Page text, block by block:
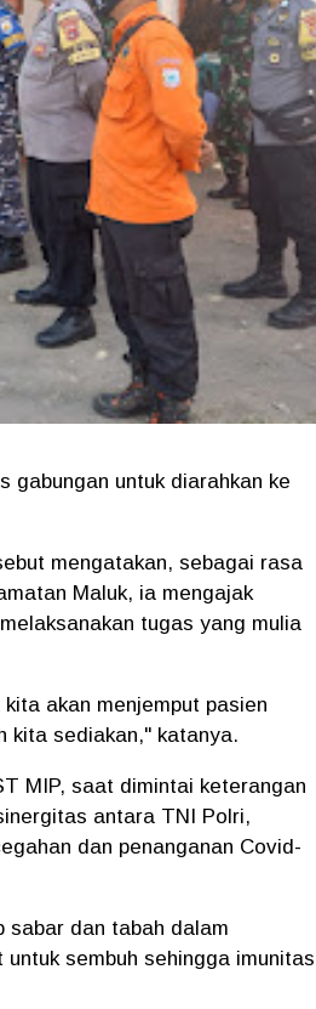
gabungan untuk diarahkan ke
mengatakan, sebagai rasa
Maluk, ia mengajak
tugas yang mulia
akan menjemput pasien
kita sediakan," katanya.
MIP, saat dimintai keterangan
antara TNI Polri,
dan penanganan Covid-
sabar dan tabah dalam
sembuh sehingga imunitas